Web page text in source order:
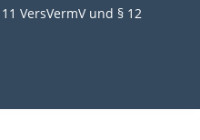
VersVermV und § 12